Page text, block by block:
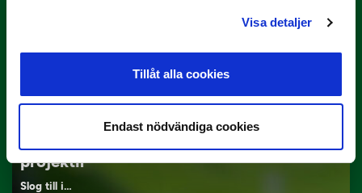
Visa detaljer
Tillåt alla cookies
Endast nödvändiga cookies
projektil”
Slog till i…